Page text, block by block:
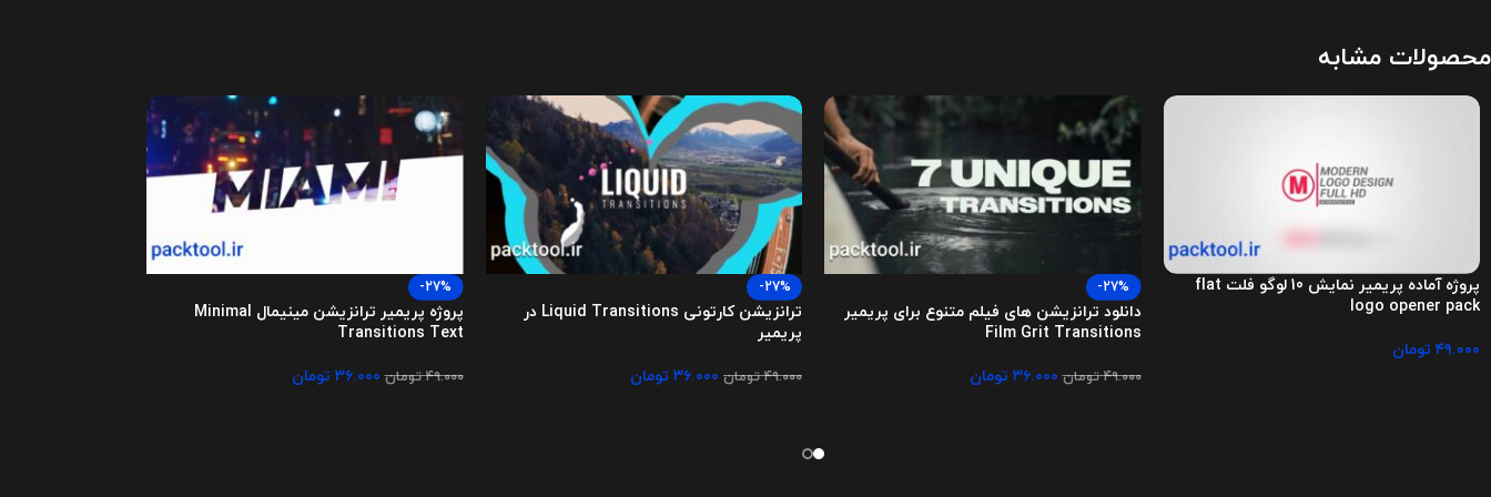
محصولات مشابه
پروژه آماده پریمیر نمایش 10 لوگو فلت flat
logo opener pack
۴۹.۰۰۰ تومان
-27%
دانلود ترانزیشن های فیلم متنوع برای پریمیر
Film Grit Transitions
۴۹.۰۰۰تومان ۳۶.۰۰۰ تومان
-27%
ترانزیشن کارتونی Liquid Transitions در
پریمیر
۴۹.۰۰۰تومان ۳۶.۰۰۰ تومان
-27%
پروژه پریمیر ترانزیشن مینیمال Minimal
Transitions Text
۴۹.۰۰۰تومان ۳۶.۰۰۰ تومان